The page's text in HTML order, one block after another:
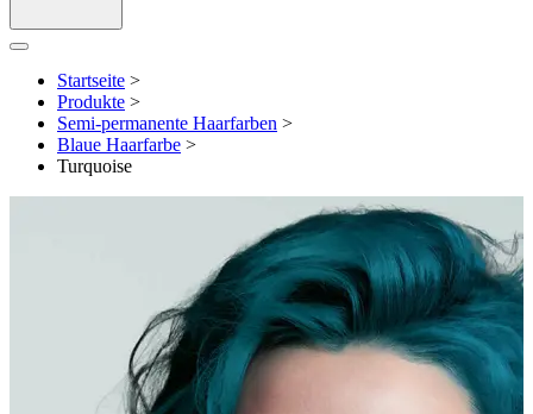
Open menu
Startseite >
Produkte >
Semi-permanente Haarfarben >
Blaue Haarfarbe >
Turquoise